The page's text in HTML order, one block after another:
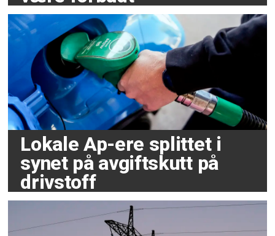
Lokale Ap-ere splittet i
synet på avgiftskutt på
drivstoff